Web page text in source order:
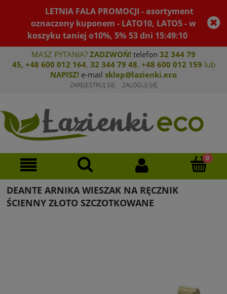
LETNIA FALA PROMOCJI - asortyment
oznaczony kuponem - LATO10, LATO5 - w
koszyku taniej o10%, 5% 53dni 15:49:09
MASZ PYTANIA? ZADZWOŃ! telefon 32 344 79
45, +48 600 012 164, 32 344 79 48, +48 600 012 159 lub
NAPISZ! e-mail sklep@lazienki.eco
ZAREJESTRUJ SIĘ ZALOGUJ SIĘ
DEANTE ARNIKA WIESZAK NA RĘCZNIK
ŚCIENNY ZŁOTO SZCZOTKOWANE